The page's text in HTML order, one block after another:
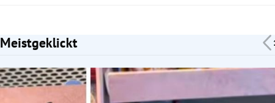
Meistgeklickt
Slide 1 von 7